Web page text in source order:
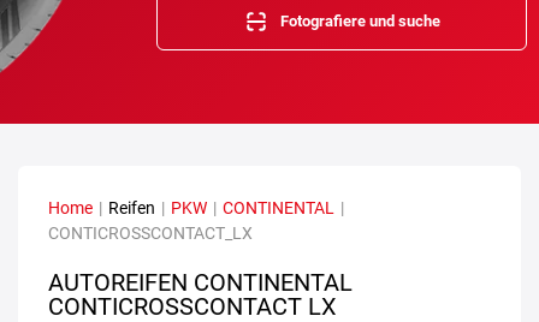
Fotografiere und suche
Home | Reifen | PKW | CONTINENTAL
|
CONTICROSSCONTACT_LX
AUTOREIFEN CONTINENTAL
CONTICROSSCONTACT LX